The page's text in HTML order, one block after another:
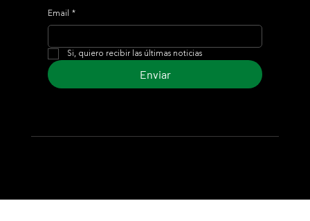
Email *
Si, quiero recibir las últimas noticias
Enviar